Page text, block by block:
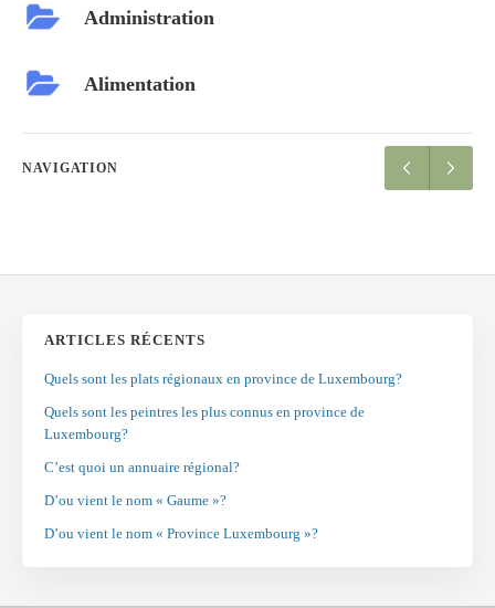
Administration
Alimentation
NAVIGATION
ARTICLES RÉCENTS
Quels sont les plats régionaux en province de Luxembourg?
Quels sont les peintres les plus connus en province de
Luxembourg?
C’est quoi un annuaire régional?
D’ou vient le nom « Gaume »?
D’ou vient le nom « Province Luxembourg »?